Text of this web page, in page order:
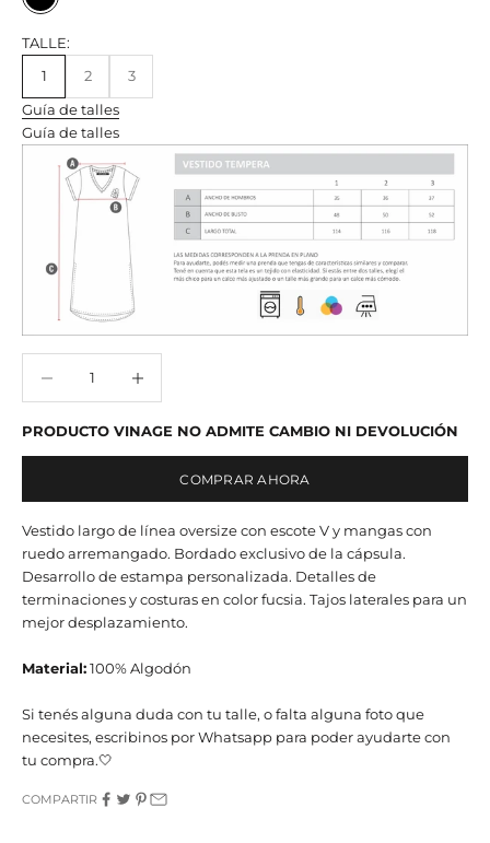
NEGRO
TALLE:
1
2
3
Guía de talles
Guía de talles
PRODUCTO VINAGE NO ADMITE CAMBIO NI DEVOLUCIÓN
COMPRAR AHORA
Vestido largo de línea oversize con escote V y mangas con
ruedo arremangado. Bordado exclusivo de la cápsula.
Desarrollo de estampa personalizada. Detalles de
terminaciones y costuras en color fucsia. Tajos laterales para un
mejor desplazamiento.
Material:100% Algodón
Si tenés alguna duda con tu talle, o falta alguna foto que
necesites, escribinos por Whatsapp para poder ayudarte con
tu compra.🤍
COMPARTIR